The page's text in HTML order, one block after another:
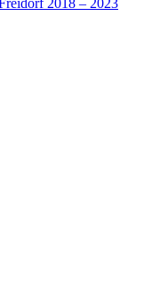
2018 – 2023